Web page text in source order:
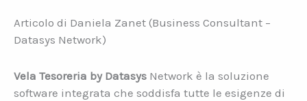
Articolo di Daniela Zanet (Business Consultant –
Datasys Network)
Vela Tesoreria by Datasys Network è la soluzione
software integrata che soddisfa tutte le esigenze di